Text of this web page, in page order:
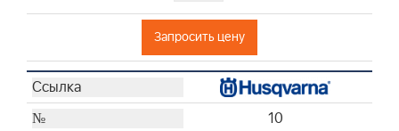
Запросить цену
10